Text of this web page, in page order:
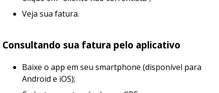
Veja sua fatura.
Consultando sua fatura pelo aplicativo
Baixe o app em seu smartphone (disponível para
Android e iOS);